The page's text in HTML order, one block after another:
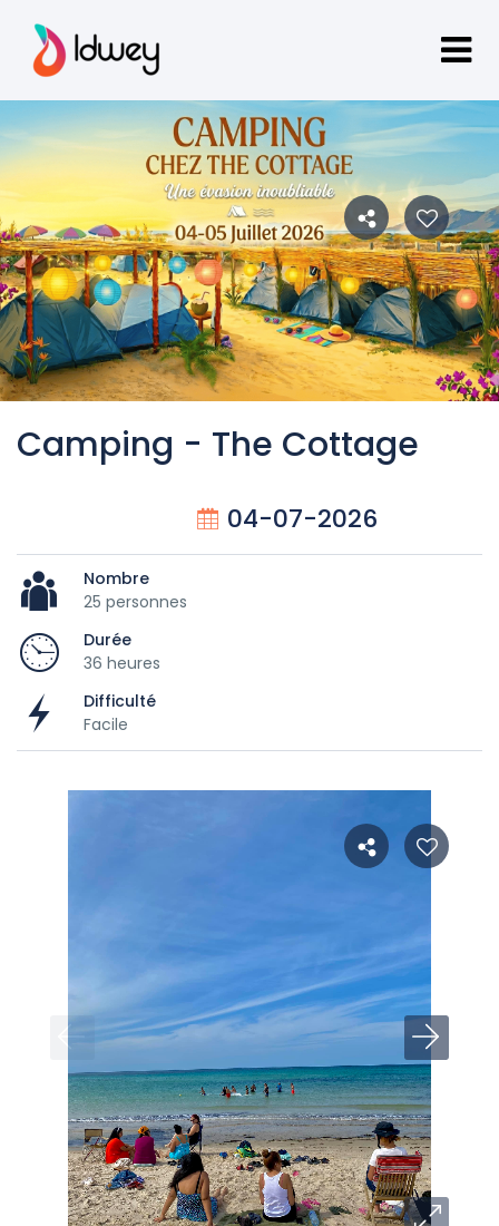
Camping - The Cottage
04-07-2026
Nombre
25 personnes
Durée
36 heures
Difficulté
Facile